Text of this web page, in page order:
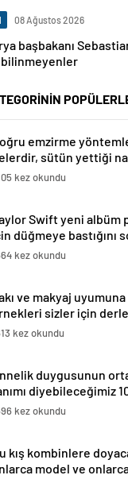
08 Ağustos 2026
başbakanı
emzirme
sütün yettiği
kez okundu
Swift yeni albüm
düğmeye bastığını
duyurdu!
kez okundu
ve makyaj
sizler için
kez okundu
duygusunun
diyebileceğimiz
kez okundu
kış kombinlere
model ve